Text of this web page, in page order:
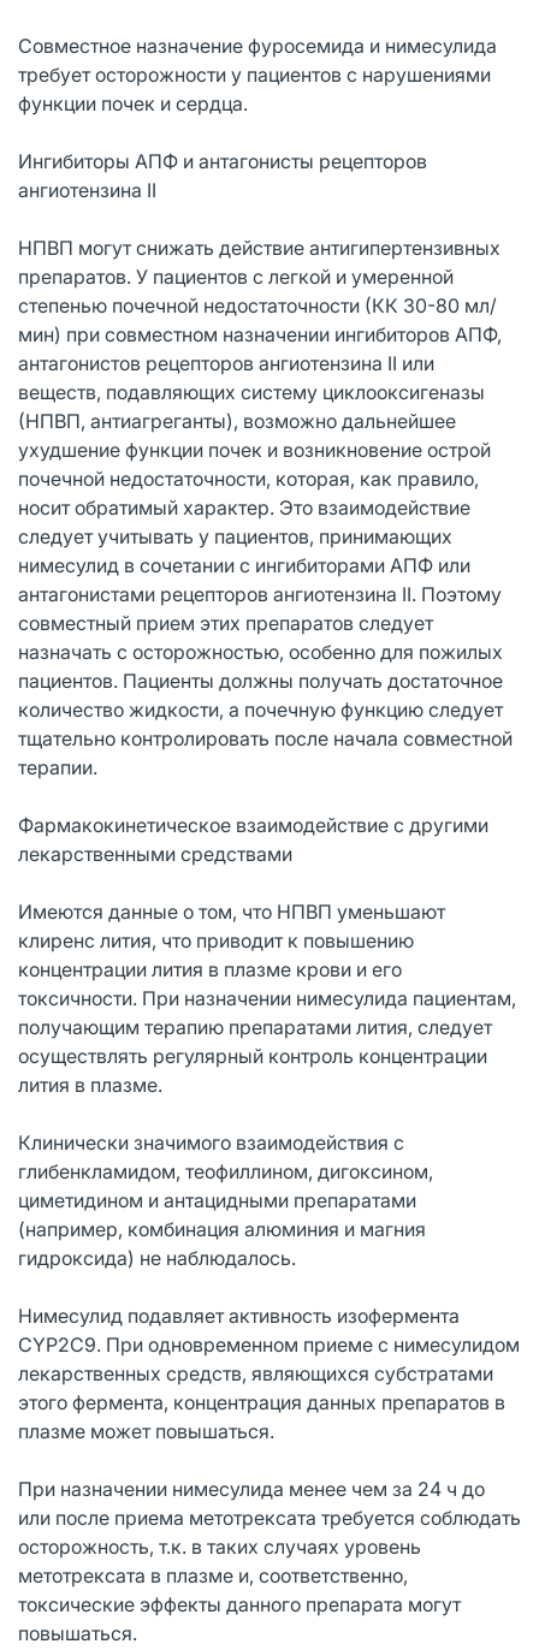
Совместное назначение фуросемида и нимесулида
требует осторожности у пациентов с нарушениями
функции почек и сердца.
Ингибиторы АПФ и антагонисты рецепторов
ангиотензина II
НПВП могут снижать действие антигипертензивных
препаратов. У пациентов с легкой и умеренной
степенью почечной недостаточности (КК 30-80 мл/
мин) при совместном назначении ингибиторов АПФ,
антагонистов рецепторов ангиотензина II или
веществ, подавляющих систему циклооксигеназы
(НПВП, антиагреганты), возможно дальнейшее
ухудшение функции почек и возникновение острой
почечной недостаточности, которая, как правило,
носит обратимый характер. Это взаимодействие
следует учитывать у пациентов, принимающих
нимесулид в сочетании с ингибиторами АПФ или
антагонистами рецепторов ангиотензина II. Поэтому
совместный прием этих препаратов следует
назначать с осторожностью, особенно для пожилых
пациентов. Пациенты должны получать достаточное
количество жидкости, а почечную функцию следует
тщательно контролировать после начала совместной
терапии.
Фармакокинетическое взаимодействие с другими
лекарственными средствами
Имеются данные о том, что НПВП уменьшают
клиренс лития, что приводит к повышению
концентрации лития в плазме крови и его
токсичности. При назначении нимесулида пациентам,
получающим терапию препаратами лития, следует
осуществлять регулярный контроль концентрации
лития в плазме.
Клинически значимого взаимодействия с
глибенкламидом, теофиллином, дигоксином,
циметидином и антацидными препаратами
(например, комбинация алюминия и магния
гидроксида) не наблюдалось.
Нимесулид подавляет активность изофермента
CYP2C9. При одновременном приеме с нимесулидом
лекарственных средств, являющихся субстратами
этого фермента, концентрация данных препаратов в
плазме может повышаться.
При назначении нимесулида менее чем за 24 ч до
или после приема метотрексата требуется соблюдать
осторожность, т.к. в таких случаях уровень
метотрексата в плазме и, соответственно,
токсические эффекты данного препарата могут
повышаться.